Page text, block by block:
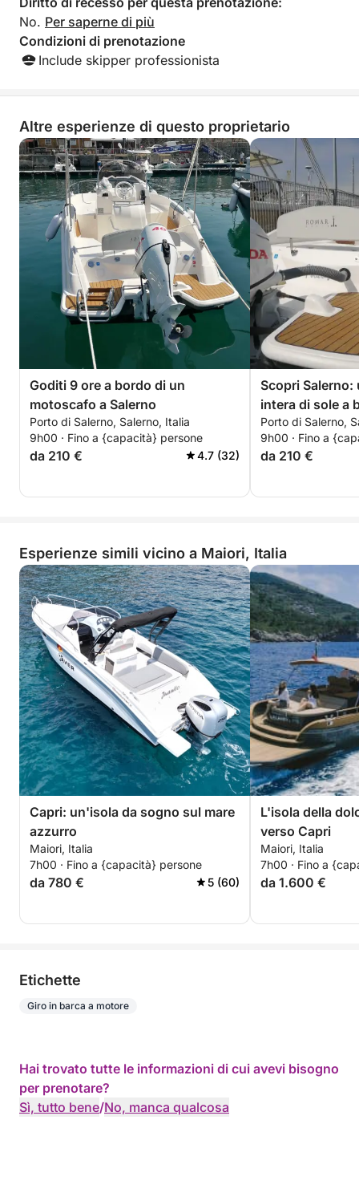
discussione.
No. Per saperne di più
Condizioni di prenotazione
Include skipper professionista
Altre esperienze di questo proprietario
Goditi 9 ore a bordo di un
motoscafo a Salerno
Porto di Salerno, Salerno, Italia
9h00 · Fino a {capacità} persone
da 210 € 4.7 (32)
Scopri
intera di sole a
motoscafo.
Porto di Salerno,
9h00 · Fino a
da 210 €
Esperienze simili vicino a Maiori, Italia
Capri: un'isola da sogno sul mare
azzurro
Maiori, Italia
7h00 · Fino a {capacità} persone
da 780 € 5 (60)
L'isola della
verso Capri
Maiori, Italia
7h00 · Fino a
da 1.600 €
Etichette
Giro in barca a motore
Hai trovato tutte le informazioni di cui avevi bisogno
per prenotare?
Sì, tutto bene/No, manca qualcosa